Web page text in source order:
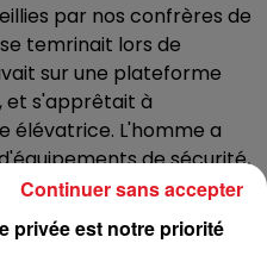
par nos confrères de
temrinait lors de
sur une plateforme
et s'apprêtait à
élévatrice. L'homme a
de sécurité,
À l’arrivée des
en arrêt cardio-
privée est notre priorité
Continuer sans accepter